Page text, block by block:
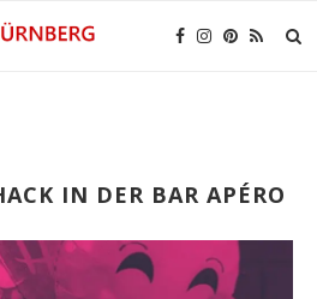
IN DER BAR APÉRO